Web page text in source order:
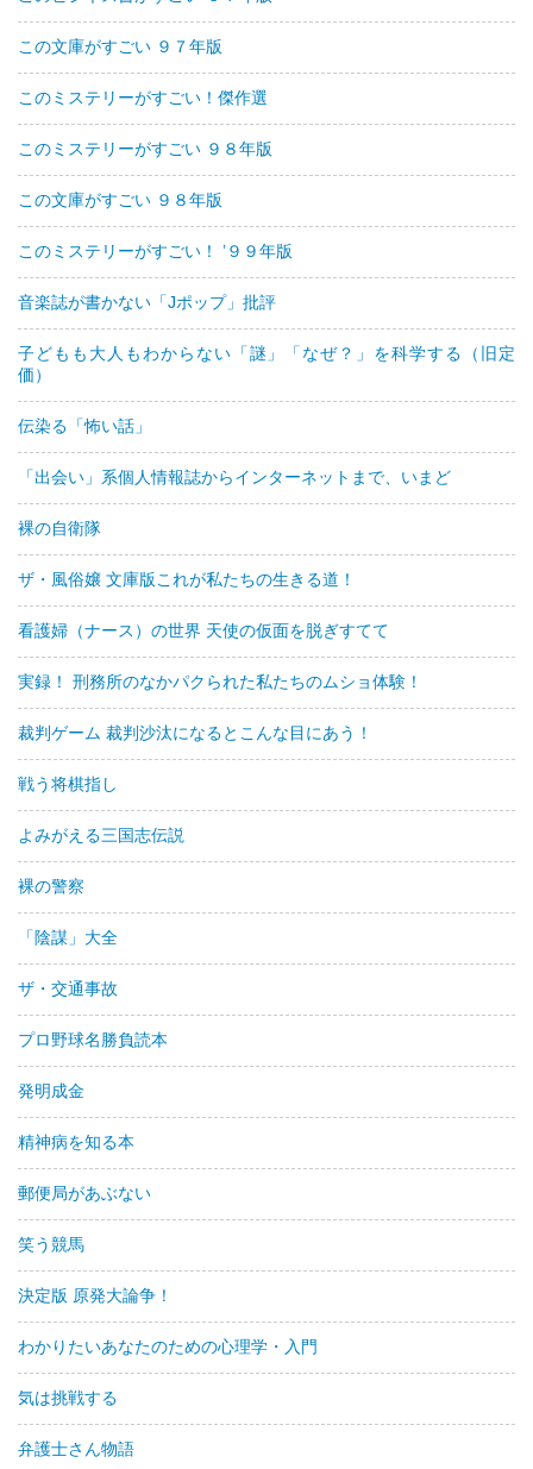
この文庫がすごい ９７年版
このミステリーがすごい！傑作選
このミステリーがすごい ９８年版
この文庫がすごい ９８年版
このミステリーがすごい！ ’９９年版
音楽誌が書かない「Jポップ」批評
子どもも大人もわからない「謎」「なぜ？」を科学する（旧定
価）
伝染る「怖い話」
「出会い」系個人情報誌からインターネットまで、いまど
裸の自衛隊
ザ・風俗嬢 文庫版これが私たちの生きる道！
看護婦（ナース）の世界 天使の仮面を脱ぎすてて
実録！ 刑務所のなかパクられた私たちのムショ体験！
裁判ゲーム 裁判沙汰になるとこんな目にあう！
戦う将棋指し
よみがえる三国志伝説
裸の警察
「陰謀」大全
ザ・交通事故
プロ野球名勝負読本
発明成金
精神病を知る本
郵便局があぶない
笑う競馬
決定版 原発大論争！
わかりたいあなたのための心理学・入門
気は挑戦する
弁護士さん物語